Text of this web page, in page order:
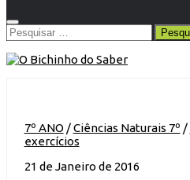
Pesquisar
por:
7º ANO /Ciências Naturais 7º /
exercícios
21 de Janeiro de 2016